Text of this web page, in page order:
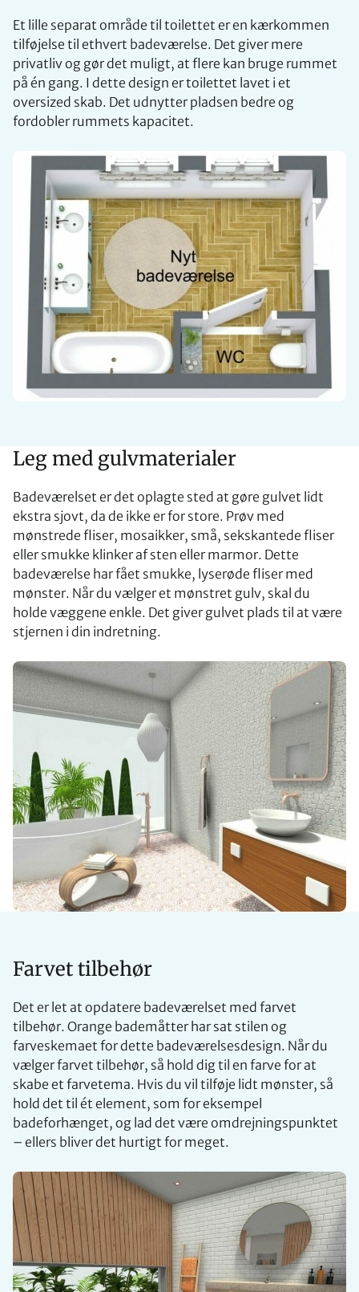
Et lille separat område til toilettet er en kærkommen
tilføjelse til ethvert badeværelse. Det giver mere
privatliv og gør det muligt, at flere kan bruge rummet
på én gang. I dette design er toilettet lavet i et
oversized skab. Det udnytter pladsen bedre og
fordobler rummets kapacitet.
Leg med gulvmaterialer
Badeværelset er det oplagte sted at gøre gulvet lidt
ekstra sjovt, da de ikke er for store. Prøv med
mønstrede fliser, mosaikker, små, sekskantede fliser
eller smukke klinker af sten eller marmor. Dette
badeværelse har fået smukke, lyserøde fliser med
mønster. Når du vælger et mønstret gulv, skal du
holde væggene enkle. Det giver gulvet plads til at være
stjernen i din indretning.
Farvet tilbehør
Det er let at opdatere badeværelset med farvet
tilbehør. Orange bademåtter har sat stilen og
farveskemaet for dette badeværelsesdesign. Når du
vælger farvet tilbehør, så hold dig til en farve for at
skabe et farvetema. Hvis du vil tilføje lidt mønster, så
hold det til ét element, som for eksempel
badeforhænget, og lad det være omdrejningspunktet
– ellers bliver det hurtigt for meget.